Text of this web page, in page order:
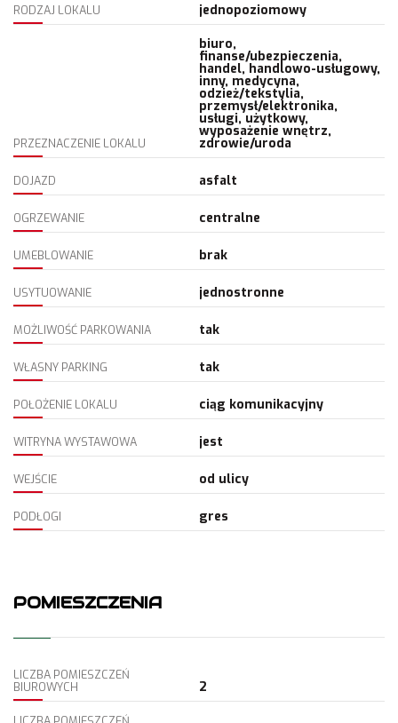
RODZAJ LOKALU jednopoziomowy
PRZEZNACZENIE LOKALU
biuro,
finanse/ubezpieczenia,
handel, handlowo-usługowy,
inny, medycyna,
odzież/tekstylia,
przemysł/elektronika,
usługi, użytkowy,
wyposażenie wnętrz,
zdrowie/uroda
DOJAZD asfalt
OGRZEWANIE centralne
UMEBLOWANIE brak
USYTUOWANIE jednostronne
MOŻLIWOŚĆ PARKOWANIA tak
WŁASNY PARKING tak
POŁOŻENIE LOKALU ciąg komunikacyjny
WITRYNA WYSTAWOWA jest
WEJŚCIE od ulicy
PODŁOGI gres
POMIESZCZENIA
LICZBA POMIESZCZEŃ
BIUROWYCH
2